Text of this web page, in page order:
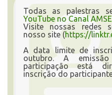
Todas as palestras
YouTube no Canal
Visite nossas redes
nosso site (https://
A data limite de
outubro. A
participação está
inscrição do